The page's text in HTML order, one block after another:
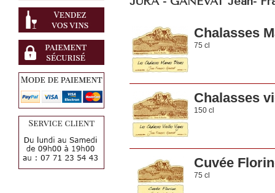
Chalasses
75 cl
Chalasses
150 cl
Cuvée
75 cl